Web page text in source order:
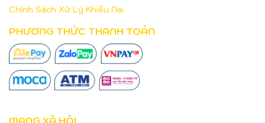
Chính Sách Xử Lý Khiếu Nại
PHƯƠNG THỨC THANH TOÁN
MẠNG XÃ HỘI